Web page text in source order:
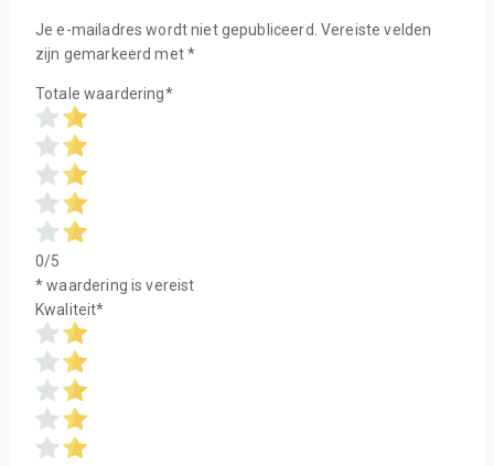
Je e-mailadres wordt niet gepubliceerd. Vereiste velden
zijn gemarkeerd met*
Totale waardering*
0/5
* waardering is vereist
Kwaliteit*